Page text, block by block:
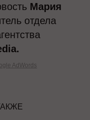
Мария
отдела
AdWords